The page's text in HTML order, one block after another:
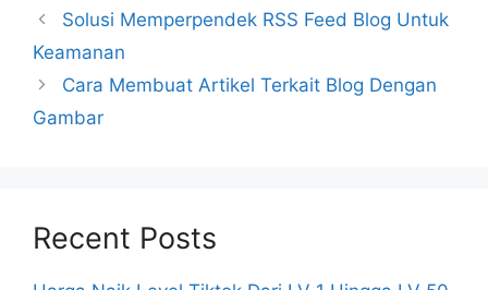
Solusi Memperpendek RSS Feed Blog Untuk
Keamanan
Cara Membuat Artikel Terkait Blog Dengan
Gambar
Recent Posts